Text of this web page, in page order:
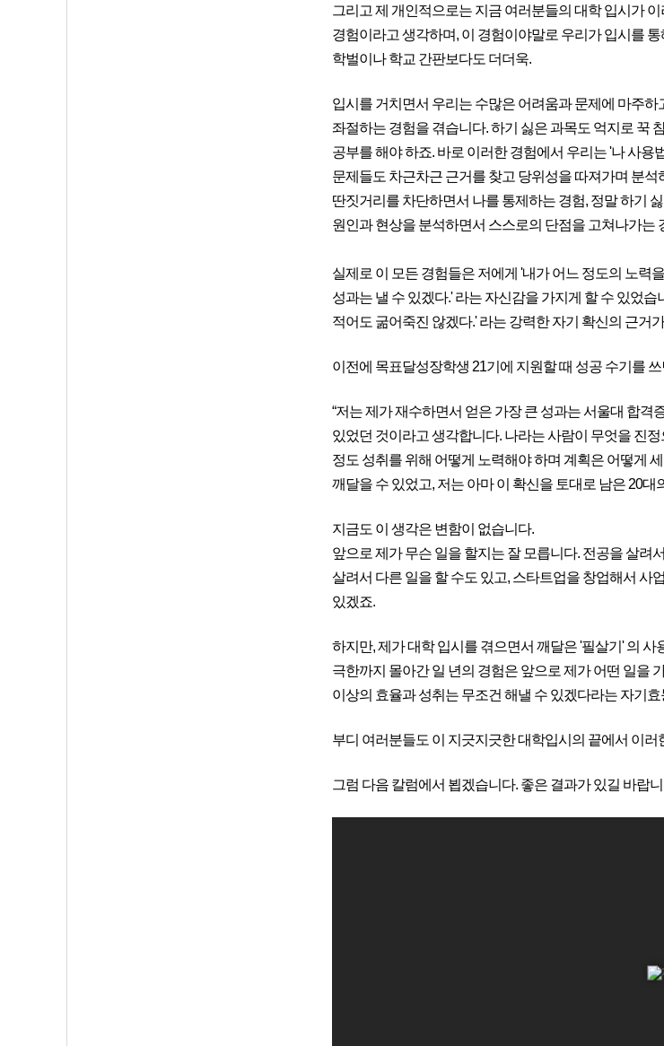
그리고 제 개인적으로는 지금 여러분들의 대학 입시가
경험이라고 생각하며, 이 경험이야말로 우리가 입시를
학벌이나 학교 간판보다도 더더욱.
입시를 거치면서 우리는 수많은 어려움과 문제에 마주하
좌절하는 경험을 겪습니다. 하기 싫은 과목도 억지로 꾹
공부를 해야 하죠. 바로 이러한 경험에서 우리는 '나 사
문제들도 차근차근 근거를 찾고 당위성을 따져가며 분
딴짓거리를 차단하면서 나를 통제하는 경험, 정말 하기
원인과 현상을 분석하면서 스스로의 단점을 고쳐나가는
실제로 이 모든 경험들은 저에게 '내가 어느 정도의 노력
성과는 낼 수 있겠다.' 라는 자신감을 가지게 할 수 있었
적어도 굶어죽진 않겠다.' 라는 강력한 자기 확신의 근거
이전에 목표달성장학생 21기에 지원할 때 성공 수기를
“저는 제가 재수하면서 얻은 가장 큰 성과는 서울대 합격
있었던 것이라고 생각합니다. 나라는 사람이 무엇을 진
정도 성취를 위해 어떻게 노력해야 하며 계획은 어떻게
깨달을 수 있었고, 저는 아마 이 확신을 토대로 남은 20
지금도 이 생각은 변함이 없습니다.
앞으로 제가 무슨 일을 할지는 잘 모릅니다. 전공을 살려
살려서 다른 일을 할 수도 있고, 스타트업을 창업해서 사
있겠죠.
하지만, 제가 대학 입시를 겪으면서 깨달은 '필살기' 의
극한까지 몰아간 일 년의 경험은 앞으로 제가 어떤 일을
이상의 효율과 성취는 무조건 해낼 수 있겠다라는 자기
부디 여러분들도 이 지긋지긋한 대학입시의 끝에서 이
그럼 다음 칼럼에서 뵙겠습니다. 좋은 결과가 있길 바랍